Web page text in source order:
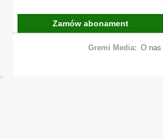
Zamów abonament
Gremi Media: O nas